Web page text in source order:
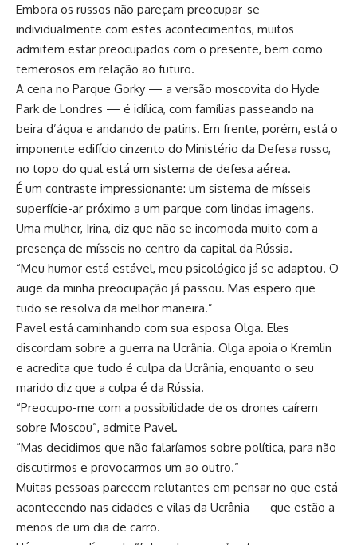
Embora os russos não pareçam preocupar-se
individualmente com estes acontecimentos, muitos
admitem estar preocupados com o presente, bem como
temerosos em relação ao futuro.
A cena no Parque Gorky — a versão moscovita do Hyde
Park de Londres — é idílica, com famílias passeando na
beira d’água e andando de patins. Em frente, porém, está o
imponente edifício cinzento do Ministério da Defesa russo,
no topo do qual está um sistema de defesa aérea.
É um contraste impressionante: um sistema de mísseis
superfície-ar próximo a um parque com lindas imagens.
Uma mulher, Irina, diz que não se incomoda muito com a
presença de mísseis no centro da capital da Rússia.
“Meu humor está estável, meu psicológico já se adaptou. O
auge da minha preocupação já passou. Mas espero que
tudo se resolva da melhor maneira.”
Pavel está caminhando com sua esposa Olga. Eles
discordam sobre a guerra na Ucrânia. Olga apoia o Kremlin
e acredita que tudo é culpa da Ucrânia, enquanto o seu
marido diz que a culpa é da Rússia.
“Preocupo-me com a possibilidade de os drones caírem
sobre Moscou”, admite Pavel.
“Mas decidimos que não falaríamos sobre política, para não
discutirmos e provocarmos um ao outro.”
Muitas pessoas parecem relutantes em pensar no que está
acontecendo nas cidades e vilas da Ucrânia — que estão a
menos de um dia de carro.